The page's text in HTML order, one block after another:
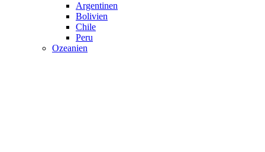
Argentinen
Bolivien
Chile
Peru
Ozeanien